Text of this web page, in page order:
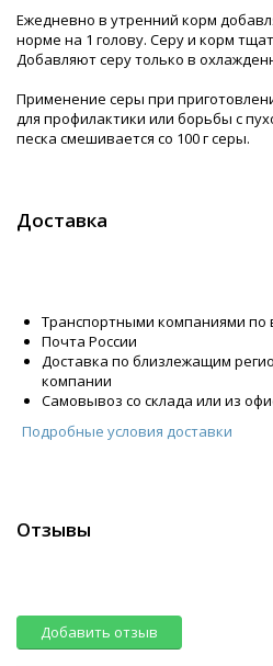
Ежедневно в утренний корм
норме на 1 голову. Серу и корм
Добавляют серу только в
Применение серы при
для профилактики или борьбы с
песка смешивается со 100 г серы.
Доставка
Транспортными компаниями по
Почта России
Доставка по близлежащим
компании
Самовывоз со склада или из
Подробные условия доставки
Отзывы
Добавить отзыв